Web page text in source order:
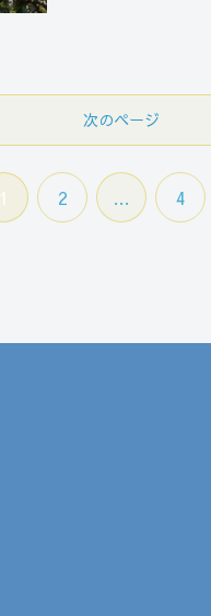
次のページ
1 2 … 4